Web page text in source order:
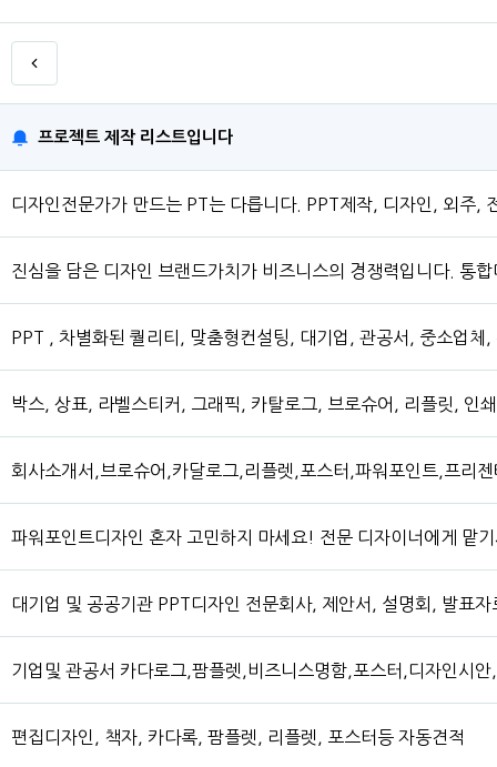
프로젝트 제작 리스트입니다
디자인전문가가 만드는 PT는 다릅니다. PPT제작, 디자인, 외주,
진심을 담은 디자인 브랜드가치가 비즈니스의 경쟁력입니다. 통
PPT , 차별화된 퀄리티, 맞춤형컨설팅, 대기업, 관공서, 중소업체,
박스, 상표, 라벨스티커, 그래픽, 카탈로그, 브로슈어, 리플릿, 인
회사소개서,브로슈어,카달로그,리플렛,포스터,파워포인트,프리
파워포인트디자인 혼자 고민하지 마세요! 전문 디자이너에게 맡
대기업 및 공공기관 PPT디자인 전문회사, 제안서, 설명회, 발표자
기업및 관공서 카다로그,팜플렛,비즈니스명함,포스터,디자인시안
편집디자인, 책자, 카다록, 팜플렛, 리플렛, 포스터등 자동견적